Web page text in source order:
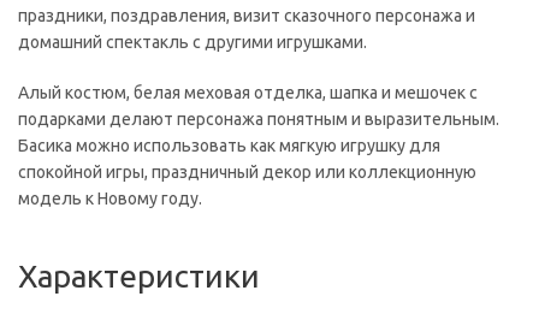
праздники, поздравления, визит сказочного персонажа и
домашний спектакль с другими игрушками.
Алый костюм, белая меховая отделка, шапка и мешочек с
подарками делают персонажа понятным и выразительным.
Басика можно использовать как мягкую игрушку для
спокойной игры, праздничный декор или коллекционную
модель к Новому году.
Характеристики